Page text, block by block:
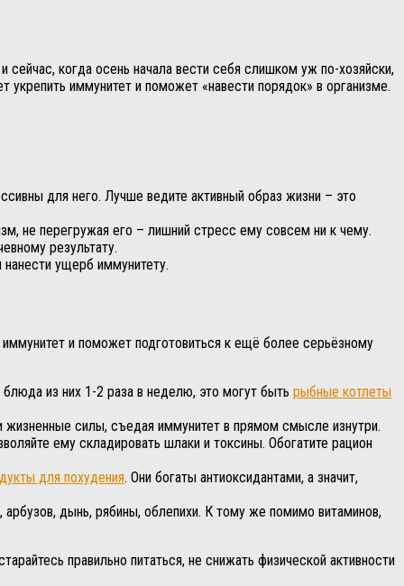
сейчас, когда осень начала вести себя слишком уж по-хозяйски,
укрепить иммунитет и поможет «навести порядок» в организме.
для него. Лучше ведите активный образ жизни – это
не перегружая его – лишний стресс ему совсем ни к чему.
результату.
ущерб иммунитету.
и поможет подготовиться к ещё более серьёзному
из них 1-2 раза в неделю, это могут быть рыбные котлеты
жизненные силы, съедая иммунитет в прямом смысле изнутри.
ему складировать шлаки и токсины. Обогатите рацион
для похудения. Они богаты антиоксидантами, а значит,
арбузов, дынь, рябины, облепихи. К тому же помимо витаминов,
правильно питаться, не снижать физической активности